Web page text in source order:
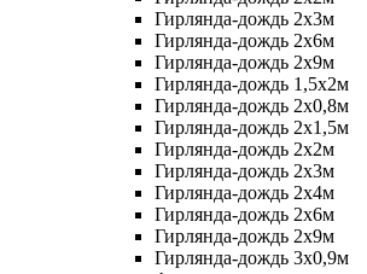
Гирлянда-дождь 2х3м
Гирлянда-дождь 2х6м
Гирлянда-дождь 2х9м
Гирлянда-дождь 1,5х2м
Гирлянда-дождь 2х0,8м
Гирлянда-дождь 2х1,5м
Гирлянда-дождь 2х2м
Гирлянда-дождь 2х3м
Гирлянда-дождь 2х4м
Гирлянда-дождь 2х6м
Гирлянда-дождь 2х9м
Гирлянда-дождь 3х0,9м